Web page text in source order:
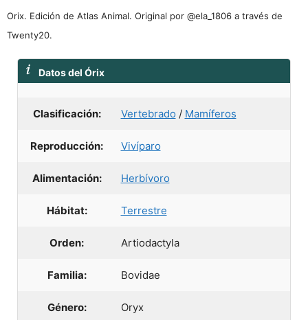
Orix. Edición de Atlas Animal. Original por @ela_1806 a través de
Twenty20.
Datos del Órix
Clasificación: Vertebrado / Mamíferos
Reproducción: Vivíparo
Alimentación: Herbívoro
Hábitat: Terrestre
Orden: Artiodactyla
Familia: Bovidae
Género: Oryx